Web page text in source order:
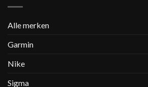
Alle merken
Garmin
Nike
Sigma